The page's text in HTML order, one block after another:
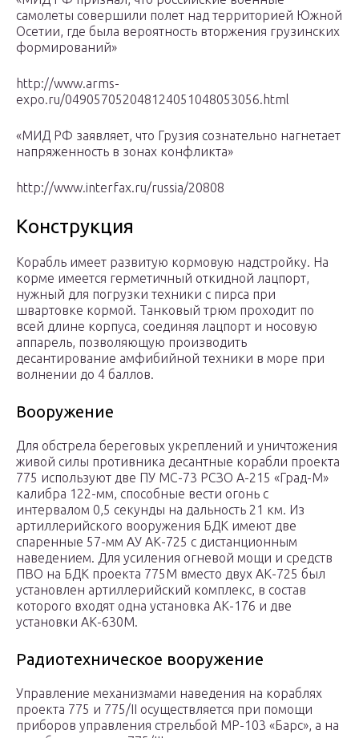
самолеты совершили полет над территорией Южной
Осетии, где была вероятность вторжения грузинских
формирований»
http://www.arms-
expo.ru/049057052048124051048053056.html
«МИД РФ заявляет, что Грузия сознательно нагнетает
напряженность в зонах конфликта»
http://www.interfax.ru/russia/20808
Конструкция
Корабль имеет развитую кормовую надстройку. На
корме имеется герметичный откидной лацпорт,
нужный для погрузки техники с пирса при
швартовке кормой. Танковый трюм проходит по
всей длине корпуса, соединяя лацпорт и носовую
аппарель, позволяющую производить
десантирование амфибийной техники в море при
волнении до 4 баллов.
Вооружение
Для обстрела береговых укреплений и уничтожения
живой силы противника десантные корабли проекта
775 используют две ПУ МС-73 РСЗО А-215 «Град-М»
калибра 122-мм, способные вести огонь с
интервалом 0,5 секунды на дальность 21 км. Из
артиллерийского вооружения БДК имеют две
спаренные 57-мм АУ АК-725 с дистанционным
наведением. Для усиления огневой мощи и средств
ПВО на БДК проекта 775М вместо двух АК-725 был
установлен артиллерийский комплекс, в состав
которого входят одна установка АК-176 и две
установки АК-630М.
Радиотехническое вооружение
Управление механизмами наведения на кораблях
проекта 775 и 775/II осуществляется при помощи
приборов управления стрельбой МР-103 «Барс», а на